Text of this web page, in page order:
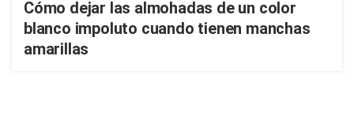
Cómo dejar las almohadas de un color
blanco impoluto cuando tienen manchas
amarillas